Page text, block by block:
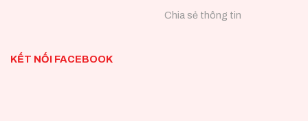
Chia sẻ thông tin
KẾT NỐI FACEBOOK